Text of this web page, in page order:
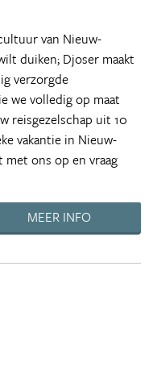
van Nieuw-
duiken; Djoser maakt
verzorgde
we volledig op maat
reisgezelschap uit 10
vakantie in Nieuw-
met ons op en vraag
MEER INFO